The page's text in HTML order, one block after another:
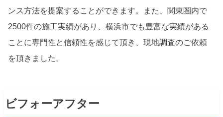
ンス方法を提案することができます。また、関東圏内で
2500件の施工実績があり、横浜市でも豊富な実績がある
ことに専門性と信頼性を感じて頂き、現地調査のご依頼
を頂きました。
ビフォーアフター